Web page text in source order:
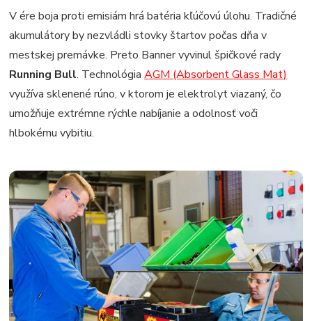
V ére boja proti emisiám hrá batéria kľúčovú úlohu. Tradičné
akumulátory by nezvládli stovky štartov počas dňa v
mestskej premávke. Preto Banner vyvinul špičkové rady
Running Bull. TechnológiaAGM (Absorbent Glass Mat)
využíva sklenené rúno, v ktorom je elektrolyt viazaný, čo
umožňuje extrémne rýchle nabíjanie a odolnosť voči
hlbokému vybitiu.